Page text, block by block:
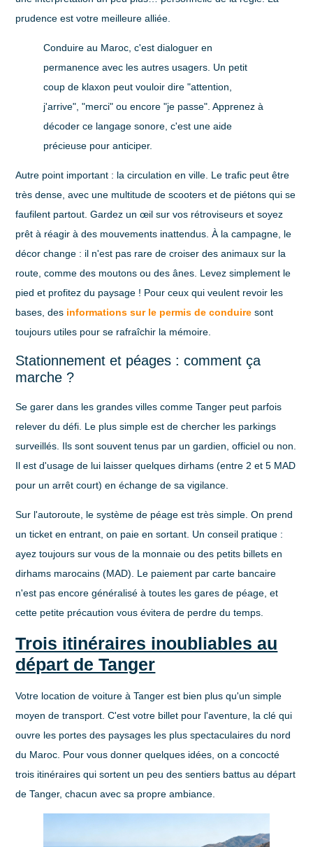
prudence est votre meilleure alliée.
Conduire au Maroc, c'est dialoguer en
permanence avec les autres usagers. Un petit
coup de klaxon peut vouloir dire "attention,
j'arrive", "merci" ou encore "je passe". Apprenez à
décoder ce langage sonore, c'est une aide
précieuse pour anticiper.
Autre point important : la circulation en ville. Le trafic peut être
très dense, avec une multitude de scooters et de piétons qui se
faufilent partout. Gardez un œil sur vos rétroviseurs et soyez
prêt à réagir à des mouvements inattendus. À la campagne, le
décor change : il n'est pas rare de croiser des animaux sur la
route, comme des moutons ou des ânes. Levez simplement le
pied et profitez du paysage ! Pour ceux qui veulent revoir les
bases, des informations sur le permis de conduire sont
toujours utiles pour se rafraîchir la mémoire.
Stationnement et péages : comment ça
marche ?
Se garer dans les grandes villes comme Tanger peut parfois
relever du défi. Le plus simple est de chercher les parkings
surveillés. Ils sont souvent tenus par un gardien, officiel ou non.
Il est d'usage de lui laisser quelques dirhams (entre 2 et 5 MAD
pour un arrêt court) en échange de sa vigilance.
Sur l'autoroute, le système de péage est très simple. On prend
un ticket en entrant, on paie en sortant. Un conseil pratique :
ayez toujours sur vous de la monnaie ou des petits billets en
dirhams marocains (MAD). Le paiement par carte bancaire
n'est pas encore généralisé à toutes les gares de péage, et
cette petite précaution vous évitera de perdre du temps.
Trois itinéraires inoubliables au
départ de Tanger
Votre location de voiture à Tanger est bien plus qu'un simple
moyen de transport. C'est votre billet pour l'aventure, la clé qui
ouvre les portes des paysages les plus spectaculaires du nord
du Maroc. Pour vous donner quelques idées, on a concocté
trois itinéraires qui sortent un peu des sentiers battus au départ
de Tanger, chacun avec sa propre ambiance.